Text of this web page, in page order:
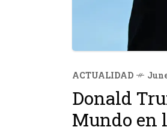
ACTUALIDAD
Donald
Mundo en